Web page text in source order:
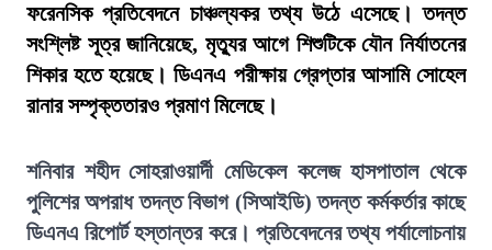
ফরেনসিক প্রতিবেদনে চাঞ্চল্যকর তথ্য উঠে এসেছে। তদন্ত
সংশ্লিষ্ট সূত্র জানিয়েছে, মৃত্যুর আগে শিশুটিকে যৌন নির্যাতনের
শিকার হতে হয়েছে। ডিএনএ পরীক্ষায় গ্রেপ্তার আসামি সোহেল
রানার সম্পৃক্ততারও প্রমাণ মিলেছে।
শনিবার শহীদ সোহরাওয়ার্দী মেডিকেল কলেজ হাসপাতাল থেকে
পুলিশের অপরাধ তদন্ত বিভাগ (সিআইডি) তদন্ত কর্মকর্তার কাছে
ডিএনএ রিপোর্ট হস্তান্তর করে। প্রতিবেদনের তথ্য পর্যালোচনায়